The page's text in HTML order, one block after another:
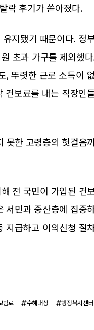
락 후기가 쏟아졌다.
지됐기 때문이다. 정
초과 가구를 제외했
, 뚜렷한 근로 소득이
보료를 내는 직장인
못한 고령층의 헛걸음
전 국민이 가입된 건
서민과 중산층에 집중
급하고 이의신청 절
험료 수혜대상 행정복지센터